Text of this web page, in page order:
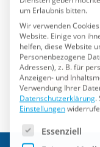
Wir verwenden
helfen, diese Website
Personenbezogene
Adressen), z. B. für
Anzeigen- und
Verwendung Ihrer
Datenschutzerklärung.
Einstellungen
Es folgt eine Liste
Essenziell
Externe